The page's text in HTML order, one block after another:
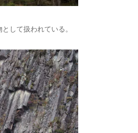
して扱われている。